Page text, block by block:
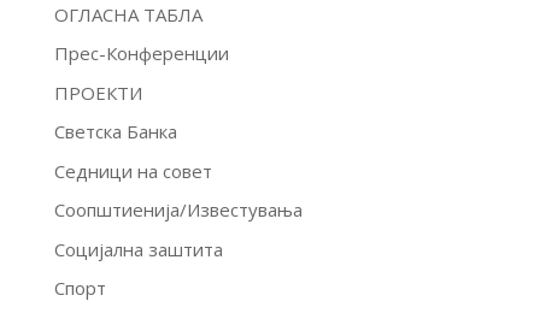
ОГЛАСНА ТАБЛА
Прес-Конференции
ПРОЕКТИ
Светска Банка
Седници на совет
Соопштиенија/Известувања
Социјална заштита
Спорт